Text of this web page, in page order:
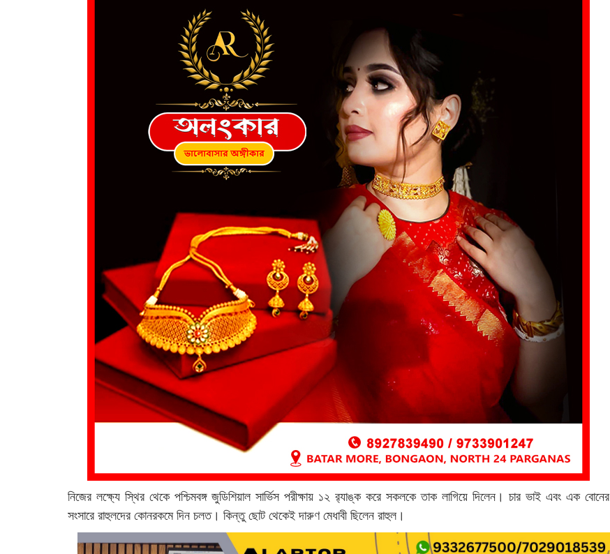
নিজের লক্ষ্যে স্থির থেকে পশ্চিমবঙ্গ জুডিশিয়াল সার্ভিস পরীক্ষায় ১২ র‍্যাঙ্ক করে সকলকে তাক লাগিয়ে দিলেন। চার ভাই এবং এক বোনের
সংসারে রাহুলদের কোনরকমে দিন চলত। কিন্তু ছোট থেকেই দারুণ মেধাবী ছিলেন রাহুল।